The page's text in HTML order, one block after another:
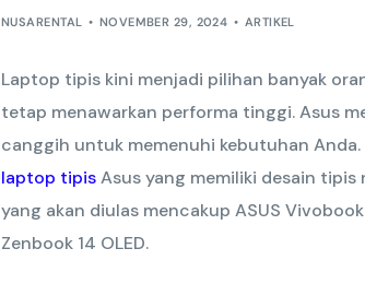
NUSARENTAL NOVEMBER 29, 2024 ARTIKEL
Laptop tipis kini menjadi pilihan banyak
tetap menawarkan performa tinggi. Asus
canggih untuk memenuhi kebutuhan
laptop tipisAsus yang memiliki desain
yang akan diulas mencakup ASUS Vivobook
Zenbook 14 OLED.